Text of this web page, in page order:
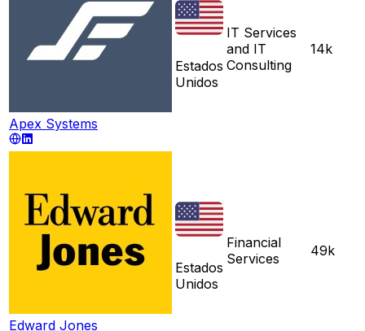
Apex Systems
Estados
Unidos
IT Services
and IT
Consulting
14k
Edward Jones
Estados
Unidos
Financial
Services
49k